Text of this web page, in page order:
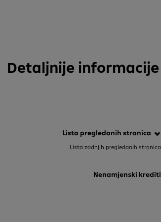
Detaljnije informacije
Lista pregledanih stranica
Lista zadnjih pregledanih stranica
Nenamjenski krediti